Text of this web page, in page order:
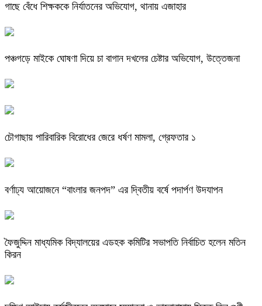
গাছে বেঁধে শিক্ষককে নির্যাতনের অভিযোগ, থানায় এজাহার
পঞ্চগড়ে মাইকে ঘোষণা দিয়ে চা বাগান দখলের চেষ্টার অভিযোগ, উত্তেজনা
চৌগাছায় পারিবারিক বিরোধের জেরে ধর্ষণ মামলা, গ্রেফতার ১
বর্ণাঢ্য আয়োজনে “বাংলার জনপদ” এর দ্বিতীয় বর্ষে পদার্পণ উদযাপন
ফৈজুদ্দিন মাধ্যমিক বিদ্যালয়ের এডহক কমিটির সভাপতি নির্বাচিত হলেন মতিন
কিরন